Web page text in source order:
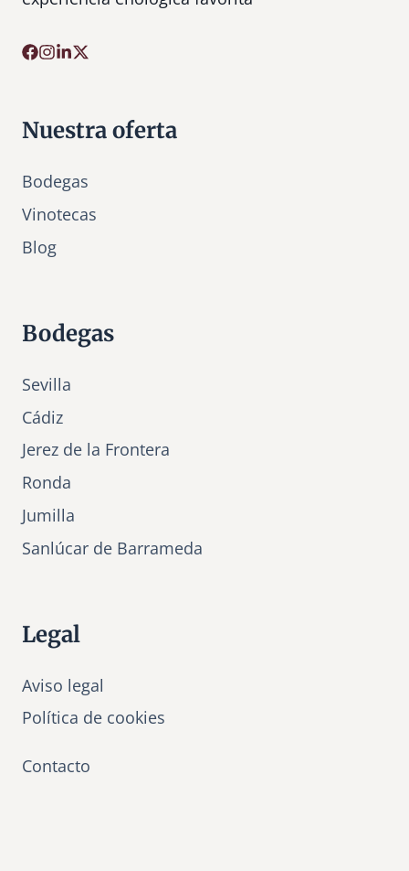
Nuestra oferta
Bodegas
Vinotecas
Blog
Bodegas
Sevilla
Cádiz
Jerez de la Frontera
Ronda
Jumilla
Sanlúcar de Barrameda
Legal
Aviso legal
Política de cookies
Contacto